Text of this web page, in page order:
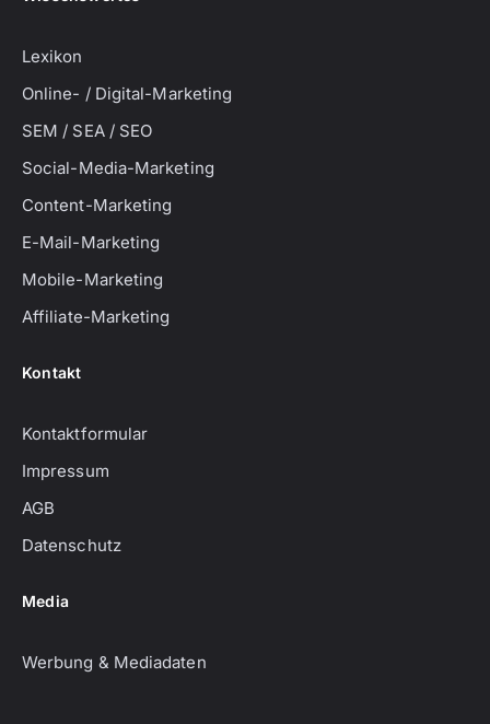
Lexikon
Online- / Digital-Marketing
SEM / SEA / SEO
Social-Media-Marketing
Content-Marketing
E-Mail-Marketing
Mobile-Marketing
Affiliate-Marketing
Kontakt
Kontaktformular
Impressum
AGB
Datenschutz
Media
Werbung & Mediadaten